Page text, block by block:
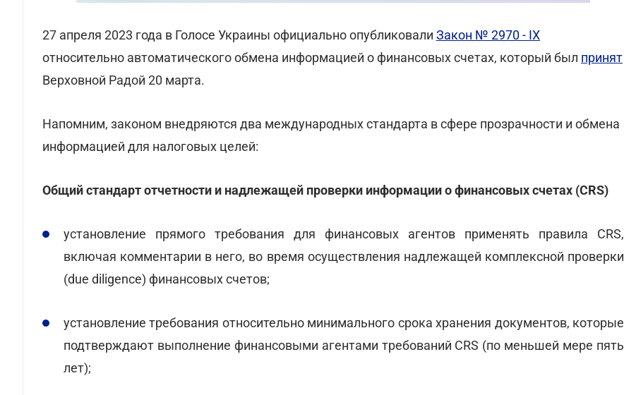
27 апреля 2023 года в Голосе Украины официально опубликовали Закон № 2970 - IX
относительно автоматического обмена информацией о финансовых счетах, который был принят
Верховной Радой 20 марта.
Напомним, законом внедряются два международных стандарта в сфере прозрачности и обмена
информацией для налоговых целей:
Общий стандарт отчетности и надлежащей проверки информации о финансовых счетах (CRS)
установление прямого требования для финансовых агентов применять правила CRS,
включая комментарии в него, во время осуществления надлежащей комплексной проверки
(due diligence) финансовых счетов;
установление требования относительно минимального срока хранения документов, которые
подтверждают выполнение финансовыми агентами требований CRS (по меньшей мере пять
лет);